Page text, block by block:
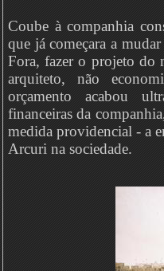
Coube à companhia
que já começara a
Fora, fazer o projeto do
arquiteto, não
orçamento acabou
financeiras da
medida providencial - a
Arcuri na sociedade.